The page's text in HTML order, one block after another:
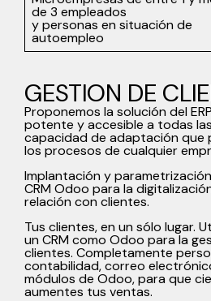
de 3 empleados
y personas en situación de
autoempleo
GESTION DE
Proponemos la solución del
potente y accesible a todas
capacidad de adaptación que
los procesos de cualquier
Implantación y
CRM Odoo para la
relación con clientes.
Tus clientes, en un sólo lugar.
un CRM como Odoo para la
clientes. Completamente
contabilidad, correo
módulos de Odoo, para que
aumentes tus ventas.